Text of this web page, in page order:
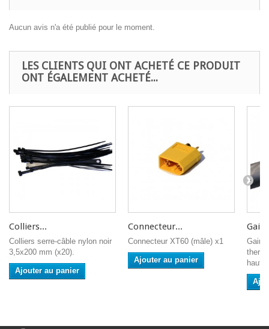
Aucun avis n'a été publié pour le moment.
LES CLIENTS QUI ONT ACHETÉ CE PRODUIT
ONT ÉGALEMENT ACHETÉ...
Colliers...
Colliers serre-câble nylon noir
3,5x200 mm (x20).
Ajouter au panier
Connecteur...
Connecteur XT60 (mâle) x1
Ajouter au panier
Gaine